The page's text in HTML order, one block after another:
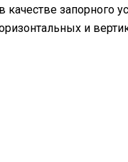
запорного
и